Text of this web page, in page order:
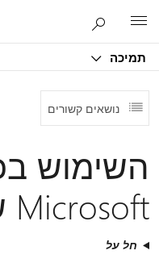
תמיכה
נושאים קשורים
השימוש
Microsoft שלי
חל על